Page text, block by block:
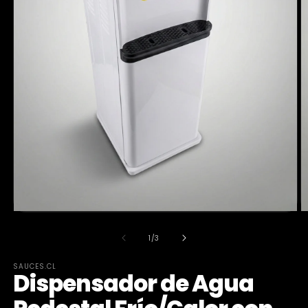
1 /de
3
SAUCES.CL
Dispensador de Agua